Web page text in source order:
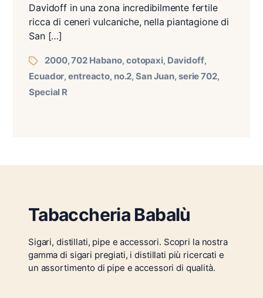
Davidoff in una zona incredibilmente fertile
ricca di ceneri vulcaniche, nella piantagione di
San […]
2000,702 Habano, cotopaxi, Davidoff,
Ecuador,entreacto, no.2,San Juan, serie 702,
Special R
Tabaccheria Babalù
Sigari, distillati, pipe e accessori. Scopri la nostra
gamma di sigari pregiati, i distillati più ricercati e
un assortimento di pipe e accessori di qualità.